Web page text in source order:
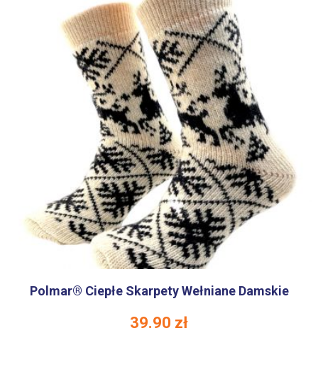
Polmar® Ciepłe Skarpety Wełniane Damskie
39.90 zł